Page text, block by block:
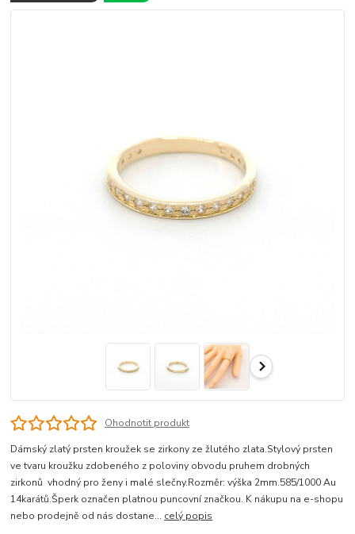
Ohodnotit produkt
Dámský zlatý prsten kroužek se zirkony ze žlutého zlata.Stylový prsten
ve tvaru kroužku zdobeného z poloviny obvodu pruhem drobných
zirkonů vhodný pro ženy i malé slečny.Rozměr: výška 2mm.585/1000 Au
14karátů.Šperk označen platnou puncovní značkou. K nákupu na e-shopu
nebo prodejně od nás dostane... celý popis